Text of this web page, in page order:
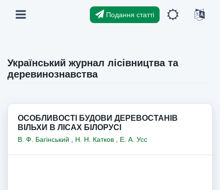
Подання статті
Український журнал лісівництва та
деревинознавства
ОСОБЛИВОСТІ БУДОВИ ДЕРЕВОСТАНІВ
ВІЛЬХИ В ЛІСАХ БІЛОРУСІ
В. Ф. Багінський Н. Н. Катков Е. А. Усс